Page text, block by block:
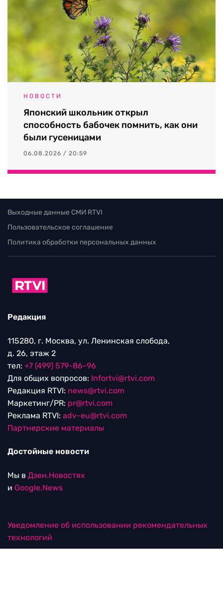
НОВОСТИ
Японский школьник открыл
способность бабочек помнить, как они
были гусеницами
06.08.2026 / 20:59
Выходные данные СМИ RTVI
Пользовательское соглашение
Политика обработки персональных данных
Редакция
115280, г. Москва, ул. Ленинская слобода,
д. 26, этаж 2
тел: +7 (499) 579-86-96
Для общих вопросов: Infortvi@rtvi.com
Редакция RTVI: news@rtvi.com
Маркетинг/PR: pr@rtvi.com
Реклама RTVI: adv-eu@rtvi.com
Партнерские материалы
Достойные новости
Мы в Дзен.Новостях
и Google.News
Уведомление об использовании рекомендательных
технологий